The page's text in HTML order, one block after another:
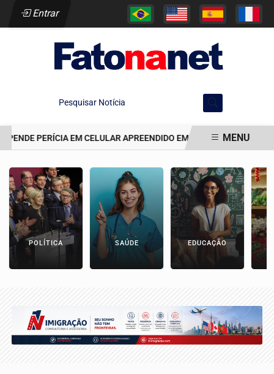
Entrar
Pesquisar Notícia
PERÍCIA EM CELULAR APREENDIDO EM CELA DE JAIRINHO
MENU
POLÍTICA SAÚDE EDUCAÇÃO